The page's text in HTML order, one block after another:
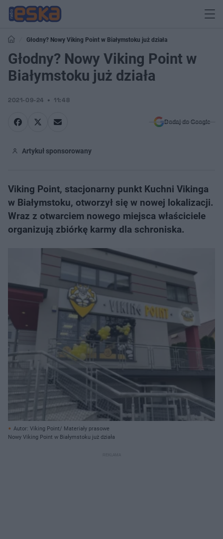
Głodny? Nowy Viking Point w Białymstoku już działa
Głodny? Nowy Viking Point w
Białymstoku już działa
2021-09-24 11:48
Dodaj do Google
Artykuł sponsorowany
Viking Point, stacjonarny punkt Kuchni Vikinga
w Białymstoku, otworzył się w nowej lokalizacji.
Wraz z otwarciem nowego miejsca właściciele
organizują zbiórkę karmy dla schroniska.
Autor: Viking Point/ Materiały prasowe
Nowy Viking Point w Białymstoku już działa